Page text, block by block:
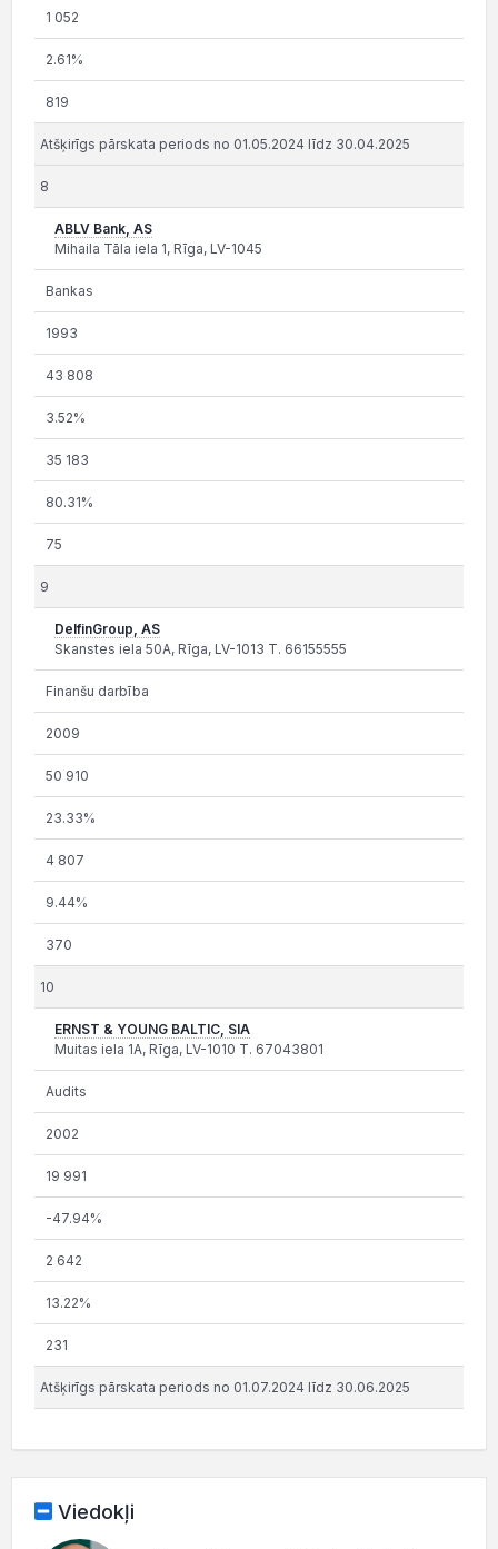
1 052
2.61%
819
Atšķirīgs pārskata periods no 01.05.2024 līdz 30.04.2025
8
ABLV Bank, AS
Mihaila Tāla iela 1, Rīga, LV-1045
Bankas
1993
43 808
3.52%
35 183
80.31%
75
9
DelfinGroup, AS
Skanstes iela 50A, Rīga, LV-1013 T. 66155555
Finanšu darbība
2009
50 910
23.33%
4 807
9.44%
370
10
ERNST & YOUNG BALTIC, SIA
Muitas iela 1A, Rīga, LV-1010 T. 67043801
Audits
2002
19 991
-47.94%
2 642
13.22%
231
Atšķirīgs pārskata periods no 01.07.2024 līdz 30.06.2025
Viedokļi